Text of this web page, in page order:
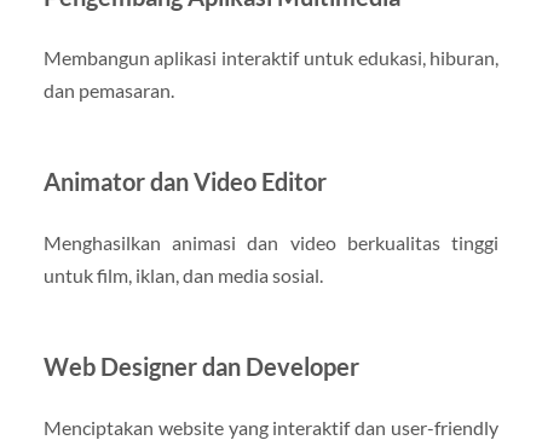
Membangun aplikasi interaktif untuk edukasi, hiburan,
dan pemasaran.
Animator dan Video Editor
Menghasilkan animasi dan video berkualitas tinggi
untuk film, iklan, dan media sosial.
Web Designer dan Developer
Menciptakan website yang interaktif dan user-friendly